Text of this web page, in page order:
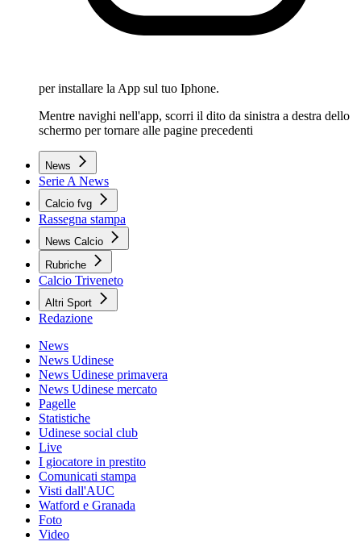
per installare la App sul tuo Iphone.
Mentre navighi nell'app, scorri il dito da sinistra a destra dello
schermo per tornare alle pagine precedenti
News
Serie A News
Calcio fvg
Rassegna stampa
News Calcio
Rubriche
Calcio Triveneto
Altri Sport
Redazione
News
News Udinese
News Udinese primavera
News Udinese mercato
Pagelle
Statistiche
Udinese social club
Live
I giocatore in prestito
Comunicati stampa
Visti dall'AUC
Watford e Granada
Foto
Video